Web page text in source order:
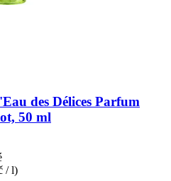
des Délices Parfum
50 ml
/ l)